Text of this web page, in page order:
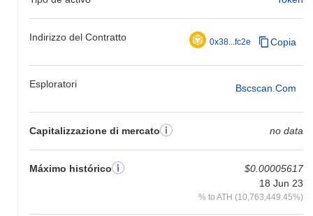
Indirizzo del Contratto 0x38...fc2e Copia
Esploratori Bscscan.com
Capitalizzazione di mercato no data
Máximo histórico
$0.00005617
18 Jun 23
% to ATH (10,763,449.45%)